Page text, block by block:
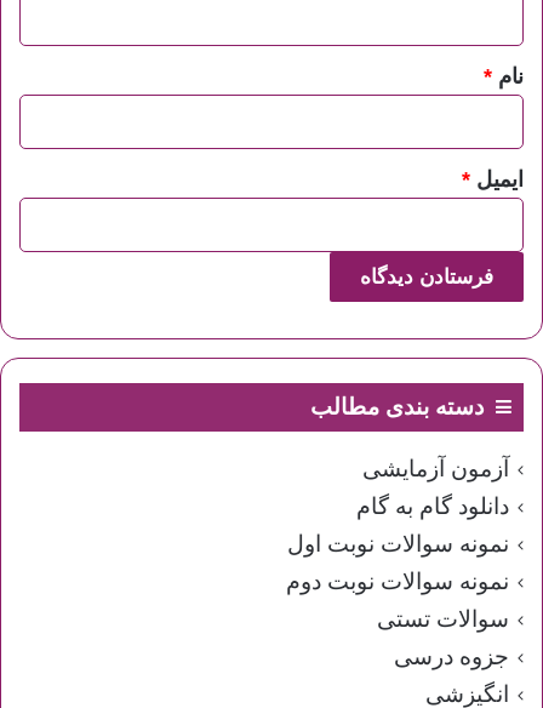
نام *
ایمیل *
دسته بندی مطالب
آزمون آزمایشی
دانلود گام به گام
نمونه سوالات نوبت اول
نمونه سوالات نوبت دوم
سوالات تستی
جزوه درسی
انگیزشی